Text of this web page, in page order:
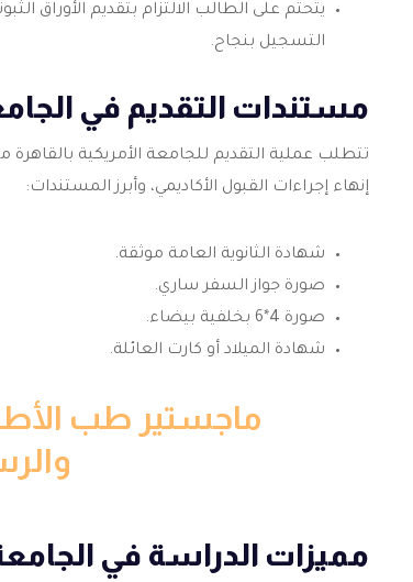
يتحتم على الطالب الالتزام بتقديم الأوراق
التسجيل بنجاح.
مستندات التقديم في
تتطلب عملية التقديم للجامعة الأمريكية
إنهاء إجراءات القبول الأكاديمي، وأبرز المستندات:
شهادة الثانوية العامة موثقة.
صورة جواز السفر ساري.
صورة 4*6 بخلفية بيضاء.
شهادة الميلاد أو كارت العائلة.
ماجستير طب
مميزات الدراسة في